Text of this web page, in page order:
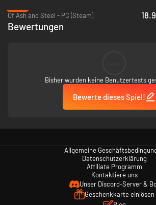
Of Ash and Steel - PC (Steam)
Bewertungen
Bisher wurden keine Benutzertests
Bewerte dieses Spiel!
Allgemeine
Datenschutzerklärung
Affiliate Programm
Kontaktiere uns
Unser Discord-Server &
Geschenkkarte einlösen